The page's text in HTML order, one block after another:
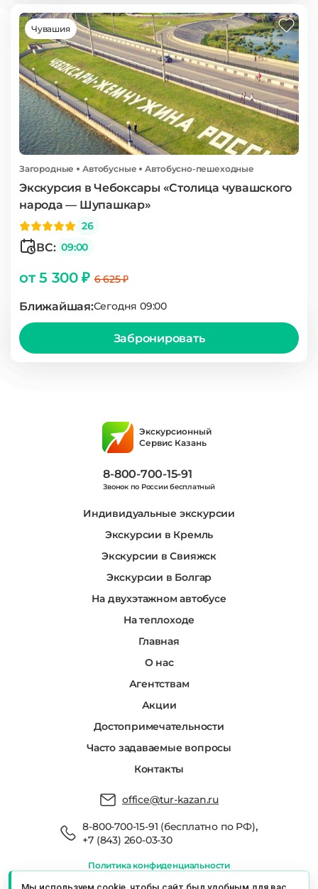
Чувашия
Загородные Автобусные Автобусно-пешеходные
​Экскурсия в Чебоксары «Столица чувашского
народа — Шупашкар»
26
ВС: 09:00
от 5 300 ₽6 625 ₽
Ближайшая:Сегодня 09:00
Забронировать
Экскурсионный
Сервис Казань
8-800-700-15-91
Звонок по России бесплатный
Индивидуальные экскурсии
Экскурсии в Кремль
Экскурсии в Свияжск
Экскурсии в Болгар
На двухэтажном автобусе
На теплоходе
Главная
О нас
Агентствам
Акции
Достопримечательности
Часто задаваемые вопросы
Контакты
office@tur-kazan.ru
8-800-700-15-91 (бесплатно по РФ),
+7 (843) 260-03-30
Политика конфиденциальности
Мы в реестре туроператоров РТО 022666